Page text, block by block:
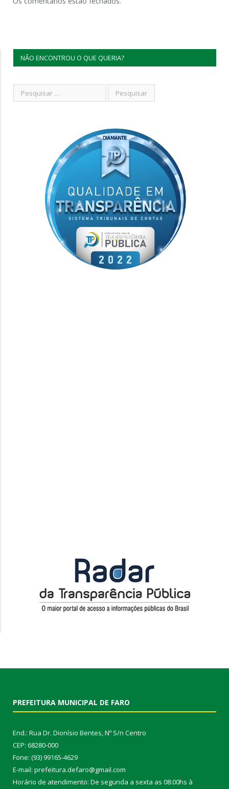
NÃO ENCONTROU O QUE QUERIA?
PREFEITURA MUNICIPAL DE FARO
End.: Rua Dr. Dionísio Bentes, Nº S/n Centro
CEP: 68280-000
Fone: (93) 99165-4629
E-mail: prefeitura.defaro@gmail.com
Horário de atendimento: De segunda a sexta as 08:00hs à